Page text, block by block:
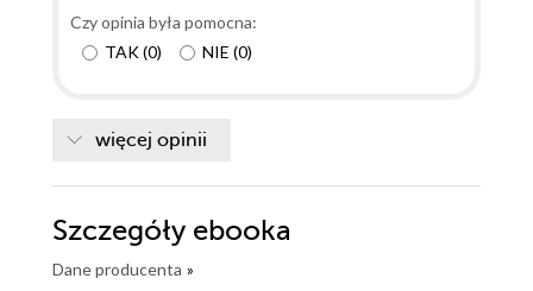
Czy opinia była pomocna:
TAK(0) NIE (0)
więcej opinii
Szczegóły ebooka
Dane producenta »